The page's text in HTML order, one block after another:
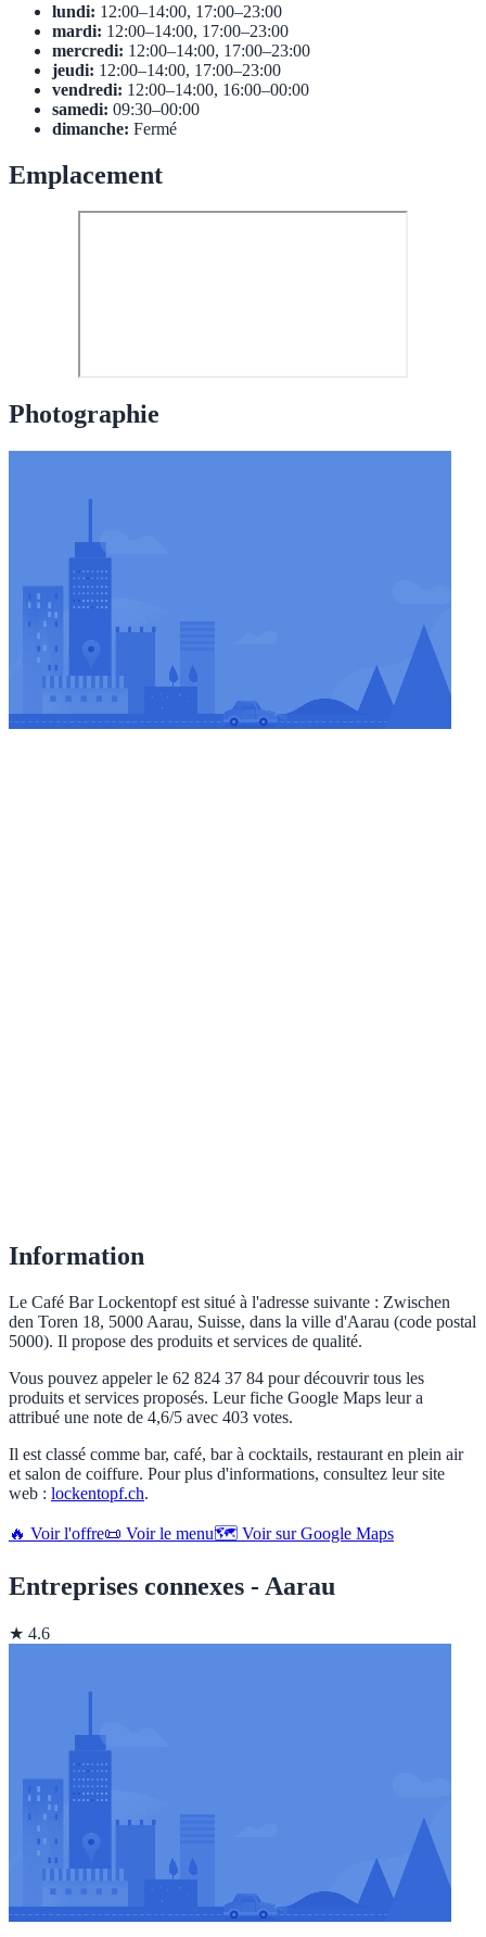
lundi: 12:00–14:00, 17:00–23:00
mardi: 12:00–14:00, 17:00–23:00
mercredi: 12:00–14:00, 17:00–23:00
jeudi: 12:00–14:00, 17:00–23:00
vendredi: 12:00–14:00, 16:00–00:00
samedi: 09:30–00:00
dimanche: Fermé
Emplacement
Photographie
Information
Le Café Bar Lockentopf est situé à l'adresse suivante : Zwischen
den Toren 18, 5000 Aarau, Suisse, dans la ville d'Aarau (code postal
5000). Il propose des produits et services de qualité.
Vous pouvez appeler le 62 824 37 84 pour découvrir tous les
produits et services proposés. Leur fiche Google Maps leur a
attribué une note de 4,6/5 avec 403 votes.
Il est classé comme bar, café, bar à cocktails, restaurant en plein air
et salon de coiffure. Pour plus d'informations, consultez leur site
web : lockentopf.ch.
🔥 Voir l'offre📜 Voir le menu🗺️ Voir sur Google Maps
Entreprises connexes - Aarau
★ 4.6